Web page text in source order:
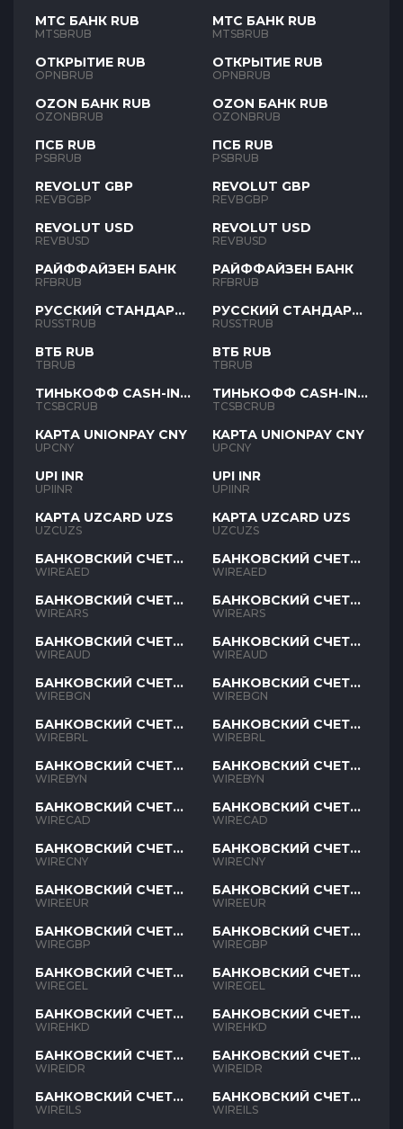
МТС БАНК RUB
MTSBRUB
ОТКРЫТИЕ RUB
OPNBRUB
OZON БАНК RUB
OZONBRUB
ПСБ RUB
PSBRUB
REVOLUT GBP
REVBGBP
REVOLUT USD
REVBUSD
РАЙФФАЙЗЕН БАНК
RFBRUB
РУССКИЙ СТАНДАРТ
RUB
RUSSTRUB
ВТБ RUB
TBRUB
ТИНЬКОФФ CASH-IN
RUB
TCSBCRUB
КАРТА UNIONPAY CNY
UPCNY
UPI INR
UPIINR
КАРТА UZCARD UZS
UZCUZS
БАНКОВСКИЙ СЧЕТ
AED
WIREAED
БАНКОВСКИЙ СЧЕТ
ARS
WIREARS
БАНКОВСКИЙ СЧЕТ
AUD
WIREAUD
БАНКОВСКИЙ СЧЕТ
BGN
WIREBGN
БАНКОВСКИЙ СЧЕТ
BRL
WIREBRL
БАНКОВСКИЙ СЧЕТ
BYN
WIREBYN
БАНКОВСКИЙ СЧЕТ
CAD
WIRECAD
БАНКОВСКИЙ СЧЕТ
CNY
WIRECNY
БАНКОВСКИЙ СЧЕТ
EUR
WIREEUR
БАНКОВСКИЙ СЧЕТ
GBP
WIREGBP
БАНКОВСКИЙ СЧЕТ
GEL
WIREGEL
БАНКОВСКИЙ СЧЕТ
HKD
WIREHKD
БАНКОВСКИЙ СЧЕТ
IDR
WIREIDR
БАНКОВСКИЙ СЧЕТ
ILS
WIREILS
МТС БАНК RUB
MTSBRUB
ОТКРЫТИЕ RUB
OPNBRUB
OZON БАНК RUB
OZONBRUB
ПСБ RUB
PSBRUB
REVOLUT GBP
REVBGBP
REVOLUT USD
REVBUSD
РАЙФФАЙЗЕН БАНК
RFBRUB
РУССКИЙ СТАНДАРТ
RUB
RUSSTRUB
ВТБ RUB
TBRUB
ТИНЬКОФФ CASH-IN
RUB
TCSBCRUB
КАРТА UNIONPAY CNY
UPCNY
UPI INR
UPIINR
КАРТА UZCARD UZS
UZCUZS
БАНКОВСКИЙ СЧЕТ
AED
WIREAED
БАНКОВСКИЙ СЧЕТ
ARS
WIREARS
БАНКОВСКИЙ СЧЕТ
AUD
WIREAUD
БАНКОВСКИЙ СЧЕТ
BGN
WIREBGN
БАНКОВСКИЙ СЧЕТ
BRL
WIREBRL
БАНКОВСКИЙ СЧЕТ
BYN
WIREBYN
БАНКОВСКИЙ СЧЕТ
CAD
WIRECAD
БАНКОВСКИЙ СЧЕТ
CNY
WIRECNY
БАНКОВСКИЙ СЧЕТ
EUR
WIREEUR
БАНКОВСКИЙ СЧЕТ
GBP
WIREGBP
БАНКОВСКИЙ СЧЕТ
GEL
WIREGEL
БАНКОВСКИЙ СЧЕТ
HKD
WIREHKD
БАНКОВСКИЙ СЧЕТ
IDR
WIREIDR
БАНКОВСКИЙ СЧЕТ
ILS
WIREILS